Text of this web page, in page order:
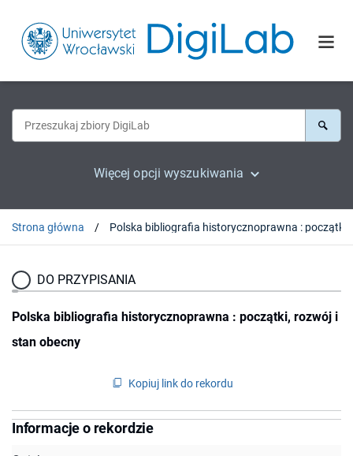
Więcej opcji wyszukiwania
Strona główna
DO PRZYPISANIA
Polska bibliografia historycznoprawna : początki, rozwój i
stan obecny
Kopiuj link do rekordu
Informacje o rekordzie